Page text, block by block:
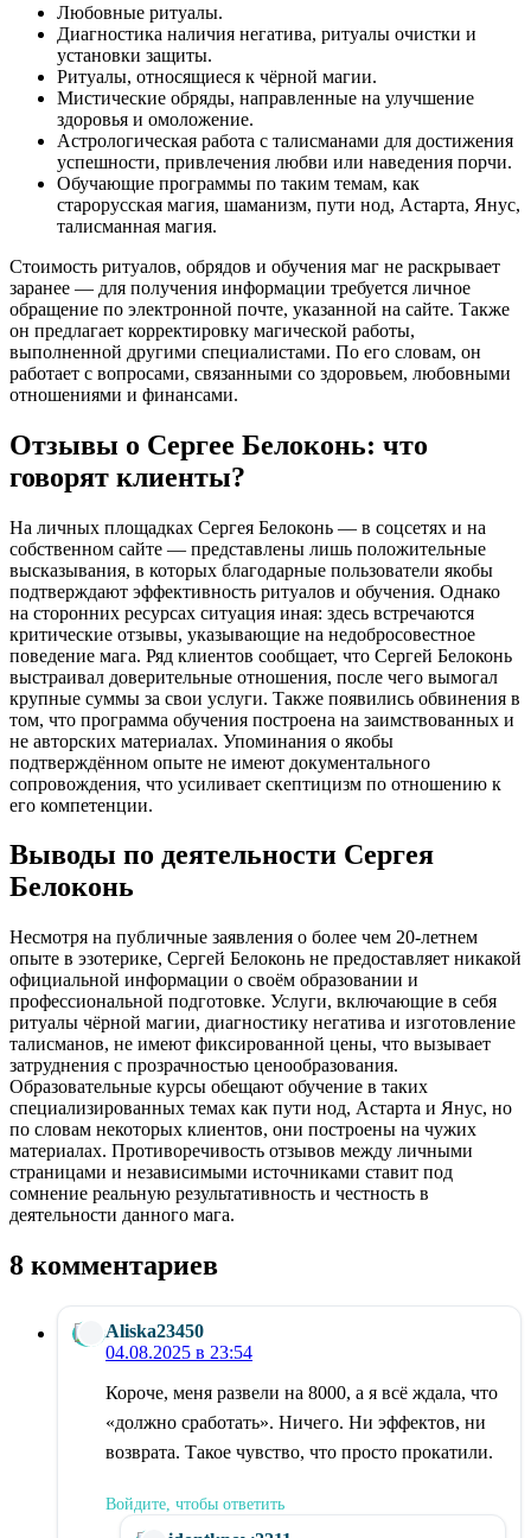
Любовные ритуалы.
Диагностика наличия негатива, ритуалы очистки и
установки защиты.
Ритуалы, относящиеся к чёрной магии.
Мистические обряды, направленные на улучшение
здоровья и омоложение.
Астрологическая работа с талисманами для достижения
успешности, привлечения любви или наведения порчи.
Обучающие программы по таким темам, как
старорусская магия, шаманизм, пути нод, Астарта, Янус,
талисманная магия.
Стоимость ритуалов, обрядов и обучения маг не раскрывает
заранее — для получения информации требуется личное
обращение по электронной почте, указанной на сайте. Также
он предлагает корректировку магической работы,
выполненной другими специалистами. По его словам, он
работает с вопросами, связанными со здоровьем, любовными
отношениями и финансами.
Отзывы о Сергее Белоконь: что
говорят клиенты?
На личных площадках Сергея Белоконь — в соцсетях и на
собственном сайте — представлены лишь положительные
высказывания, в которых благодарные пользователи якобы
подтверждают эффективность ритуалов и обучения. Однако
на сторонних ресурсах ситуация иная: здесь встречаются
критические отзывы, указывающие на недобросовестное
поведение мага. Ряд клиентов сообщает, что Сергей Белоконь
выстраивал доверительные отношения, после чего вымогал
крупные суммы за свои услуги. Также появились обвинения в
том, что программа обучения построена на заимствованных и
не авторских материалах. Упоминания о якобы
подтверждённом опыте не имеют документального
сопровождения, что усиливает скептицизм по отношению к
его компетенции.
Выводы по деятельности Сергея
Белоконь
Несмотря на публичные заявления о более чем 20-летнем
опыте в эзотерике, Сергей Белоконь не предоставляет никакой
официальной информации о своём образовании и
профессиональной подготовке. Услуги, включающие в себя
ритуалы чёрной магии, диагностику негатива и изготовление
талисманов, не имеют фиксированной цены, что вызывает
затруднения с прозрачностью ценообразования.
Образовательные курсы обещают обучение в таких
специализированных темах как пути нод, Астарта и Янус, но
по словам некоторых клиентов, они построены на чужих
материалах. Противоречивость отзывов между личными
страницами и независимыми источниками ставит под
сомнение реальную результативность и честность в
деятельности данного мага.
8 комментариев
Aliska23450
04.08.2025 в 23:54
Короче, меня развели на 8000, а я всё ждала, что
«должно сработать». Ничего. Ни эффектов, ни
возврата. Такое чувство, что просто прокатили.
Войдите, чтобы ответить